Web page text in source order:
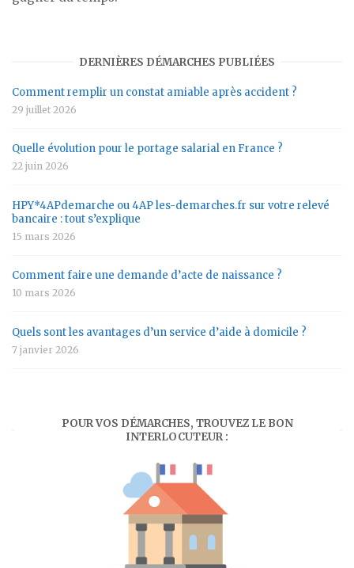
DERNIÈRES DÉMARCHES PUBLIÉES
Comment remplir un constat amiable après accident ?
29 juillet 2026
Quelle évolution pour le portage salarial en France ?
22 juin 2026
HPY*4APdemarche ou 4AP les-demarches.fr sur votre relevé
bancaire : tout s’explique
15 mars 2026
Comment faire une demande d’acte de naissance ?
10 mars 2026
Quels sont les avantages d’un service d’aide à domicile ?
7 janvier 2026
POUR VOS DÉMARCHES, TROUVEZ LE BON
INTERLOCUTEUR :